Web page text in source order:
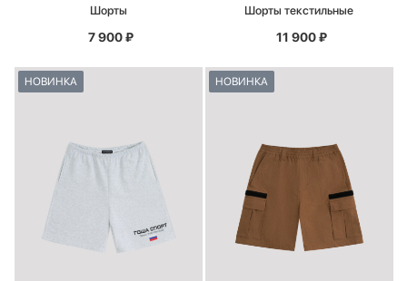
Шорты
7 900₽
Шорты текстильные
11 900₽
НОВИНКА НОВИНКА